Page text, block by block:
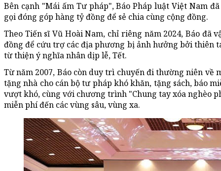
Bên cạnh "Mái ấm Tư pháp", Báo Pháp luật Việt Nam
gọi đóng góp hàng tỷ đồng để sẻ chia cùng cộng đồng.
Theo Tiến sĩ Vũ Hoài Nam, chỉ riêng năm 2024, Báo đã
đồng để cứu trợ các địa phương bị ảnh hưởng bởi thiên
từ thiện ý nghĩa nhân dịp lễ, Tết.
Từ năm 2007, Báo còn duy trì chuyến đi thường niên
tặng nhà cho cán bộ tư pháp khó khăn, tặng sách, báo
vượt khó, cùng với chương trình "Chung tay xóa nghèo
miễn phí đến các vùng sâu, vùng xa.